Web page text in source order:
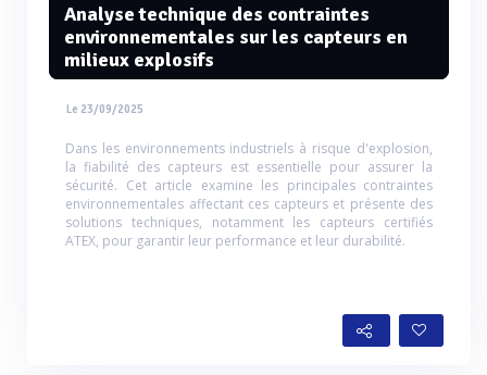
Analyse technique des contraintes
environnementales sur les capteurs en
milieux explosifs
Le 23/09/2025
Dans les environnements industriels à risque d'explosion,
la fiabilité des capteurs est essentielle pour assurer la
sécurité. Cet article examine les principales contraintes
environnementales affectant ces capteurs et présente des
solutions techniques, notamment les capteurs certifiés
ATEX, pour garantir leur performance et leur durabilité.